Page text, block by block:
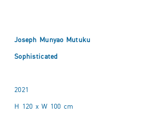
Joseph Munyao Mutuku
Sophisticated
2021
H 120 x W 100 cm